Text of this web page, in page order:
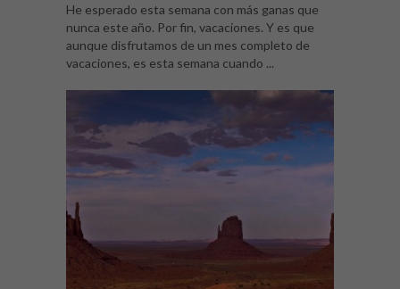
He esperado esta semana con más ganas que
nunca este año. Por fin, vacaciones. Y es que
aunque disfrutamos de un mes completo de
vacaciones, es esta semana cuando ...